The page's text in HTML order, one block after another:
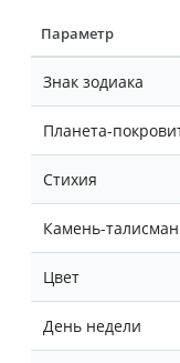
Параметр
Знак зодиака
Планета-
Стихия
Камень-талисман
Цвет
День недели